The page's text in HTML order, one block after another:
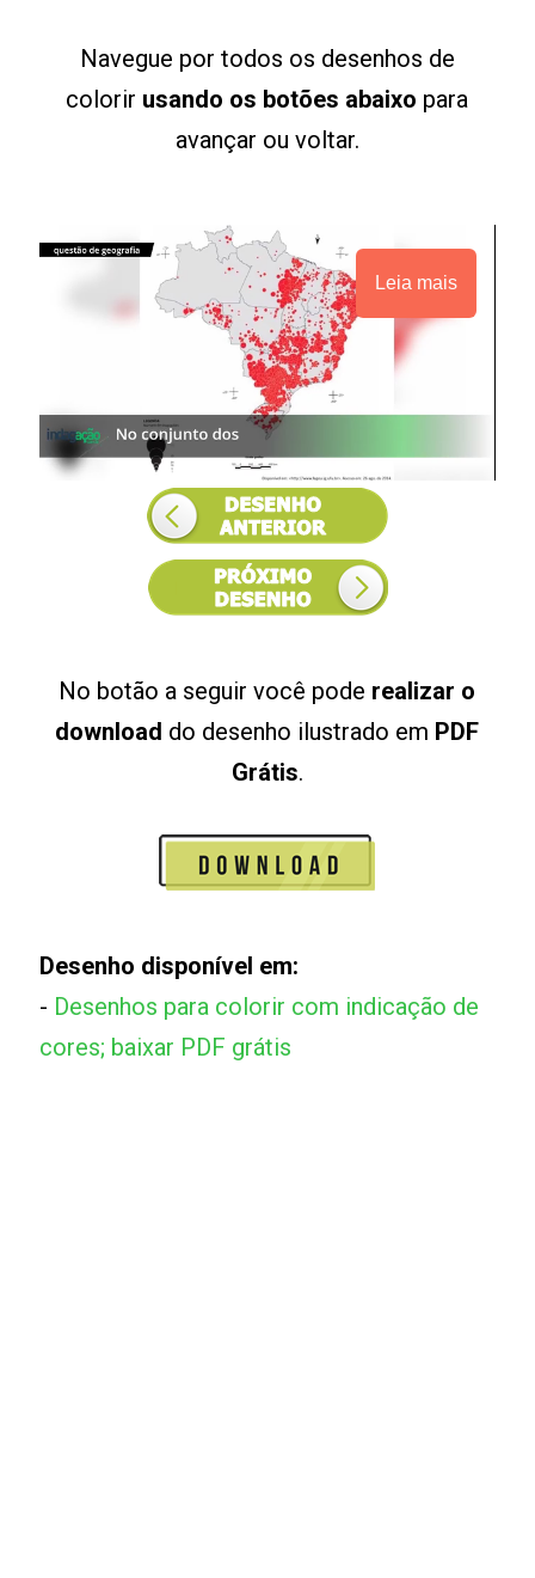
Navegue por todos os desenhos de
colorir usando os botões abaixo para
avançar ou voltar.
Leia mais
No botão a seguir você pode realizar o
download do desenho ilustrado em PDF
Grátis.
Desenho disponível em:
- Desenhos para colorir com indicação de
cores; baixar PDF grátis